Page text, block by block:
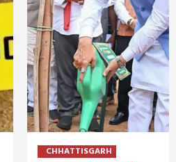
CHHATTISGARH